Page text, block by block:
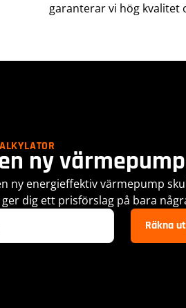
garanterar vi hög kvalitet
ny
ny energieffektiv värmepump
dig ett prisförslag på bara
Räkna